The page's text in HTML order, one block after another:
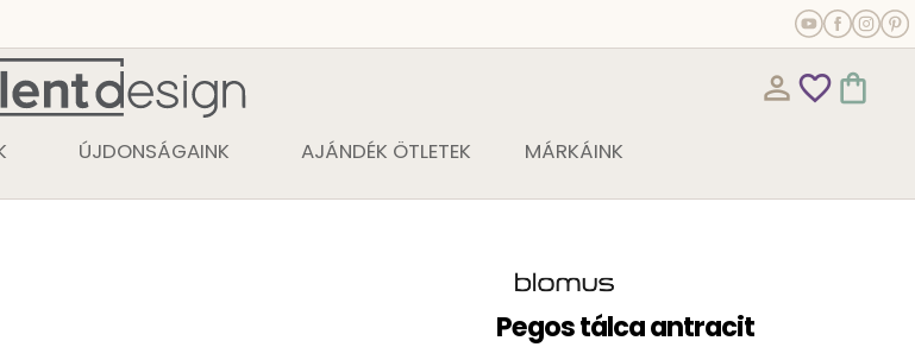
person_outline favorite_outline shopping_bag
ÚJDONSÁGAINK AJÁNDÉK ÖTLETEK MÁRKÁINK
Pegos tálca antracit